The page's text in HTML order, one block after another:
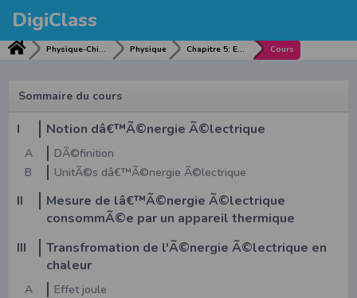
DigiClass
Physique-Chimie Physique Chapitre 5: ENERGIE ELECTRIQUE Cours
Sommaire du cours
I Notion dâ€™Ã©nergie Ã©lectrique
A
DÃ©finition
B
UnitÃ©s dâ€™Ã©nergie Ã©lectrique
II
Mesure de lâ€™Ã©nergie Ã©lectrique
consommÃ©e par un appareil thermique
III
Transfromation de l'Ã©nergie Ã©lectrique en
chaleur
A
Effet joule